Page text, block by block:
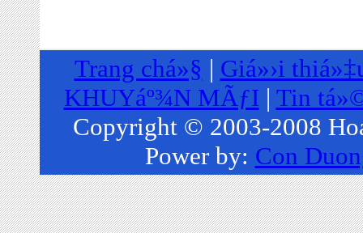
Trang chá»§ | Giá»›i
KHUYáº¾N MÃƒI | Tin
Copyright © 2003-2008
Power by: Con